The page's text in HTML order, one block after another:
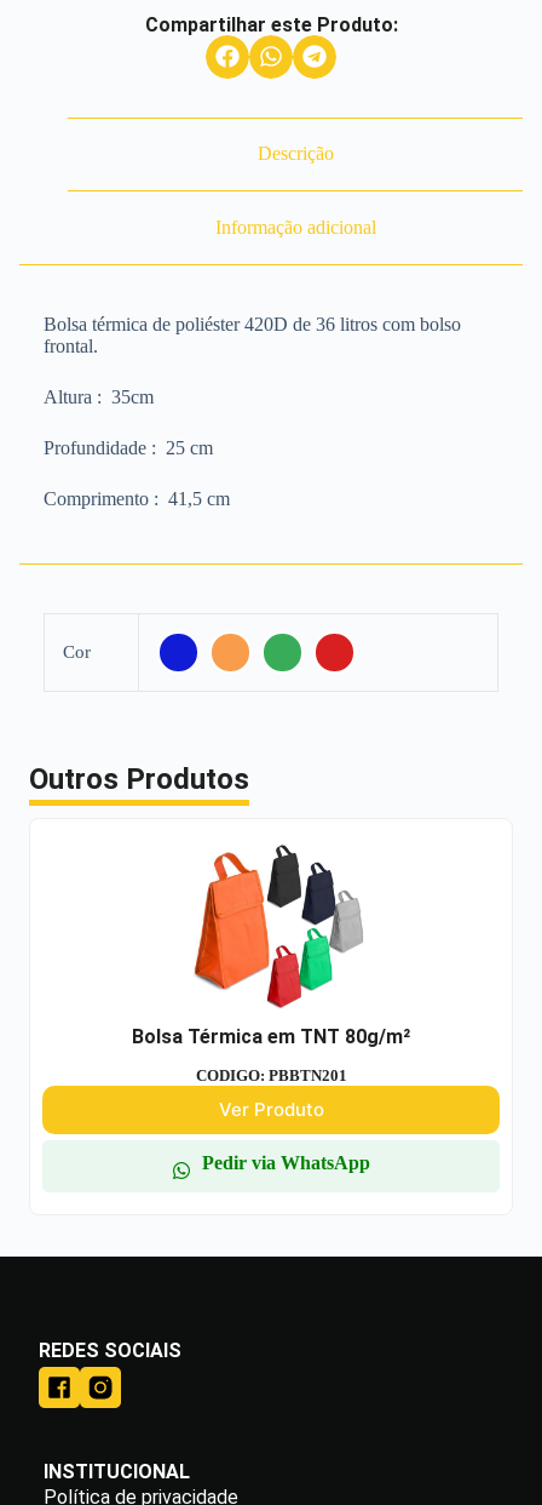
Compartilhar este Produto:
Descrição
Informação adicional
Bolsa térmica de poliéster 420D de 36 litros com bolso
frontal.
Altura : 35cm
Profundidade : 25 cm
Comprimento : 41,5 cm
Cor
Outros Produtos
Bolsa Térmica em TNT 80g/m²
CODIGO: PBBTN201
Ver Produto
Pedir via WhatsApp
REDES SOCIAIS
INSTITUCIONAL
Política de privacidade